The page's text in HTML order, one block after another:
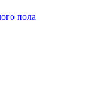
пола